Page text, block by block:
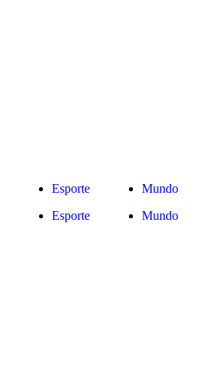
Esporte Mundo
Esporte Mundo